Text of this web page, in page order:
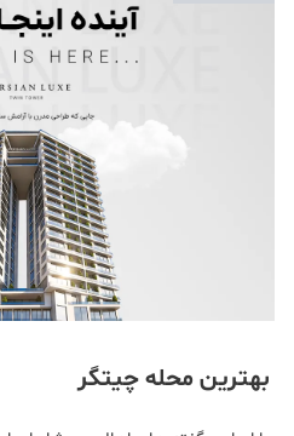
بهترین محله چیتگر